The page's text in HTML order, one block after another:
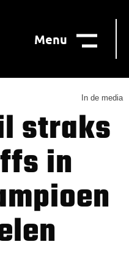
Menu
In de media
in